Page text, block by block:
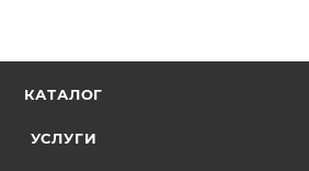
КАТАЛОГ
УСЛУГИ